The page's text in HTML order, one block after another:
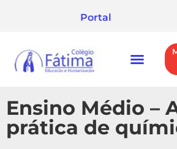
Portal
Ensino Médio –
prática de